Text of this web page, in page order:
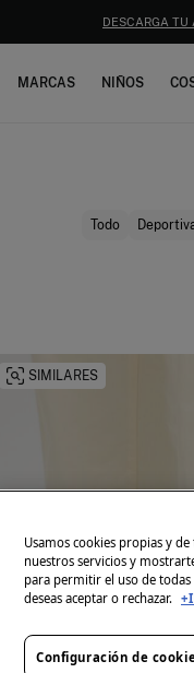
DESCARGA TU
MARCAS NIÑOS
Todo
SIMILARES
Usamos cookies propias y
nuestros servicios y
para permitir el uso de
deseas aceptar o rechazar.
Configuración de